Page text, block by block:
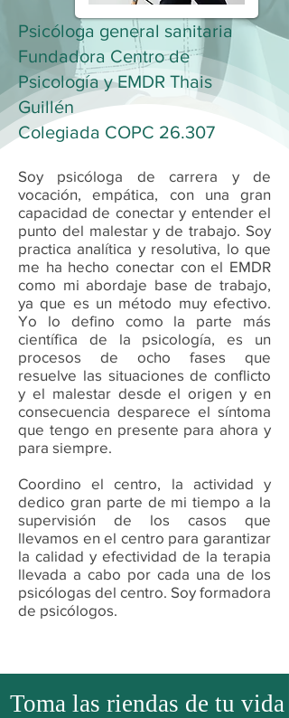
Psicóloga general sanitaria
Fundadora Centro de
Psicología y EMDR Thais
Guillén
Colegiada COPC 26.307
​​​Soy psicóloga de carrera y de
vocación, empática, con una gran
capacidad de conectar y entender el
punto del malestar y de trabajo. Soy
practica analítica y resolutiva, lo que
me ha hecho conectar con el EMDR
como mi abordaje base de trabajo,
ya que es un método muy efectivo.
Yo lo defino como la parte más
científica de la psicología, es un
procesos de ocho fases que
resuelve las situaciones de conflicto
y el malestar desde el origen y en
consecuencia desparece el síntoma
que tengo en presente para ahora y
para siempre.​
Coordino el centro, la actividad y
dedico gran parte de mi tiempo a la
supervisión de los casos que
llevamos en el centro para garantizar
la calidad y efectividad de la terapia
llevada a cabo por cada una de los
psicólogas del centro. Soy formadora
de psicólogos.​
Toma las riendas de tu vida